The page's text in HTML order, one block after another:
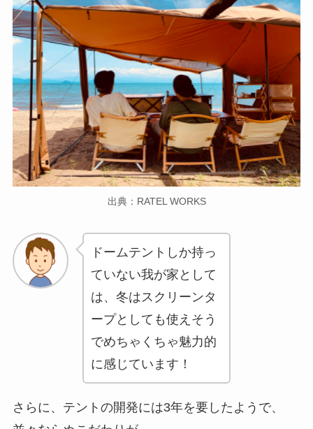
出典：RATEL WORKS
ドームテントしか持っ
ていない我が家として
は、冬はスクリーンタ
ープとしても使えそう
でめちゃくちゃ魅力的
に感じています！
さらに、テントの開発には3年を要したようで、